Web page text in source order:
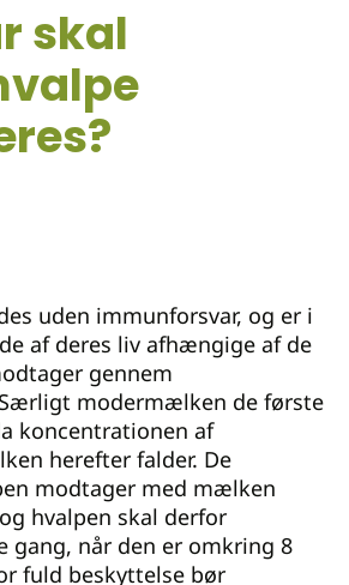
skal
uden immunforsvar, og er i
af deres liv afhængige af de
gennem
modermælken de første
koncentrationen af
herefter falder. De
modtager med mælken
hvalpen skal derfor
gang, når den er omkring 8
fuld beskyttelse bør